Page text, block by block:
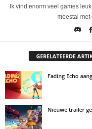
Ik vind enorm veel games
meestal met
GERELATEERDE
Fading Echo
Nieuwe trailer